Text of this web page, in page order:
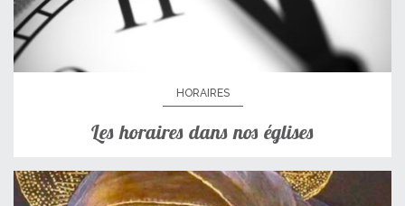
HORAIRES
Les horaires dans nos églises